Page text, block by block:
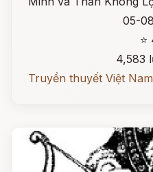
05-
⭐
4,583
Truyền thuyết Việt Nam